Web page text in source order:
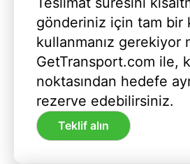
gönderiniz için tam bir
kullanmanız gerekiyor
GetTransport.com ile,
noktasından hedefe
rezerve edebilirsiniz.
Teklif alın